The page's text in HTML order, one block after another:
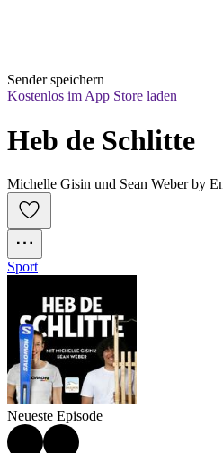
Sender speichern
Kostenlos im App Store laden
Heb de Schlitte
Michelle Gisin und Sean Weber by
Sport
Neueste Episode